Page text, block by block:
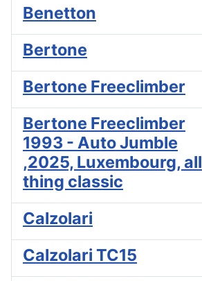
Benetton
Bertone
Bertone Freeclimber
Bertone Freeclimber
1993 - Auto Jumble
,2025, Luxembourg, all
thing classic
Calzolari
Calzolari TC15